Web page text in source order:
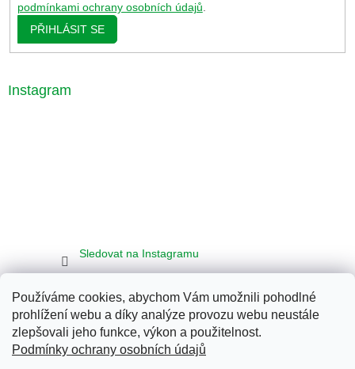
Používáme cookies, abychom Vám umožnili pohodlné
prohlížení webu a díky analýze provozu webu neustále
zlepšovali jeho funkce, výkon a použitelnost.
Podmínky ochrany osobních údajů
podmínkami ochrany osobních údajů.
PŘIHLÁSIT SE
Instagram
Sledovat na Instagramu
Seznam Google Bing